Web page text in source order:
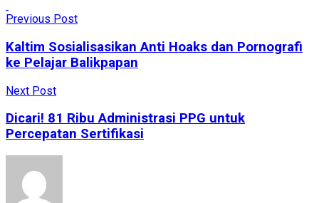
Previous Post
Kaltim Sosialisasikan Anti Hoaks dan Pornografi
ke Pelajar Balikpapan
Next Post
Dicari! 81 Ribu Administrasi PPG untuk
Percepatan Sertifikasi